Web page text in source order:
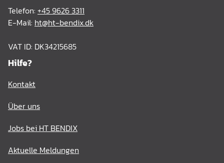
Telefon: +45 9626 3311
E-Mail: ht@ht-bendix.dk
VAT ID: DK34215685
Hilfe?
Kontakt
Über uns
Jobs bei HT BENDIX
Aktuelle Meldungen